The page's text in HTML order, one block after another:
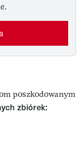
poszkodowanym
zbiórek: